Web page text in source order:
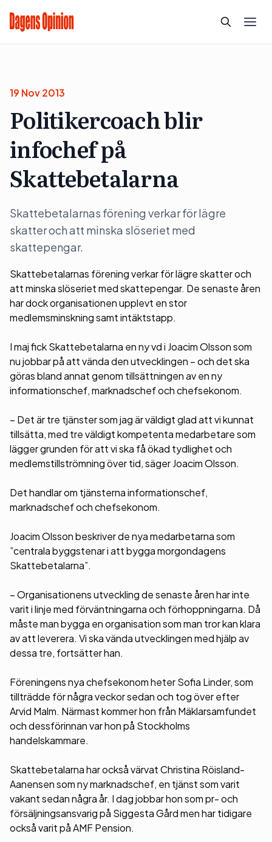
19 Nov 2013
Politikercoach blir
infochef på
Skattebetalarna
Skattebetalarnas förening verkar för lägre
skatter och att minska slöseriet med
skattepengar.
Skattebetalarnas förening verkar för lägre skatter och
att minska slöseriet med skattepengar. De senaste åren
har dock organisationen upplevt en stor
medlemsminskning samt intäktstapp.
I maj fick Skattebetalarna en ny vd i Joacim Olsson som
nu jobbar på att vända den utvecklingen – och det ska
göras bland annat genom tillsättningen av en ny
informationschef, marknadschef och chefsekonom.
– Det är tre tjänster som jag är väldigt glad att vi kunnat
tillsätta, med tre väldigt kompetenta medarbetare som
lägger grunden för att vi ska få ökad tydlighet och
medlemstillströmning över tid, säger Joacim Olsson.
Det handlar om tjänsterna informationschef,
marknadschef och chefsekonom.
Joacim Olsson beskriver de nya medarbetarna som
”centrala byggstenar i att bygga morgondagens
Skattebetalarna”.
– Organisationens utveckling de senaste åren har inte
varit i linje med förväntningarna och förhoppningarna. Då
måste man bygga en organisation som man tror kan klara
av att leverera. Vi ska vända utvecklingen med hjälp av
dessa tre, fortsätter han.
Föreningens nya chefsekonom heter Sofia Linder, som
tillträdde för några veckor sedan och tog över efter
Arvid Malm. Närmast kommer hon från Mäklarsamfundet
och dessförinnan var hon på Stockholms
handelskammare.
Skattebetalarna har också värvat Christina Röisland-
Aanensen som ny marknadschef, en tjänst som varit
vakant sedan några år. I dag jobbar hon som pr- och
försäljningsansvarig på Siggesta Gård men har tidigare
också varit på AMF Pension.